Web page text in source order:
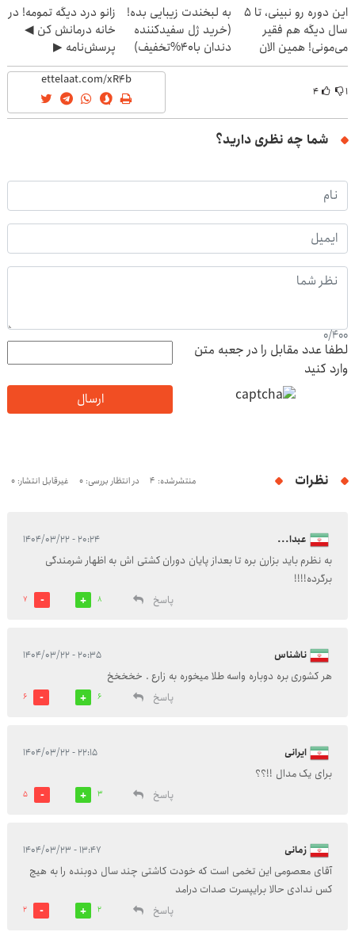
این دوره رو نبینی، تا 5
سال دیگه هم فقیر
می‌مونی! همین الان
ثبت نام کن
به لبخندت زیبایی بده!
(خرید ژل سفیدکننده
دندان با40%تخفیف)
زانو درد دیگه تمومه! در
خانه درمانش کن ◀
پرسش‌نامه ▶
۱ ۴
شما چه نظری دارید؟
0/400
لطفا عدد مقابل را در جعبه متن
وارد کنید
ارسال
نظرات منتشرشده: 4 در انتظار بررسی: 0 غیرقابل انتشار: 0
عبدا... ۲۰:۲۴ - ۱۴۰۴/۰۳/۲۲
به نظرم باید بزارن بره تا بعداز پایان دوران کشتی اش به اظهار شرمندگی
برگرده!!!!
پاسخ
8
7
ناشناس ۲۰:۳۵ - ۱۴۰۴/۰۳/۲۲
هر کشوری بره دوباره واسه طلا میخوره به زارع . خخخخخ
پاسخ
6
6
ایرانی ۲۲:۱۵ - ۱۴۰۴/۰۳/۲۲
برای یک مدال !!؟؟
پاسخ
3
5
زمانی ۱۳:۴۷ - ۱۴۰۴/۰۳/۲۳
آقای معصومی این تخمی است که خودت کاشتی چند سال دوبنده را به هیچ
کس ندادی حالا برایپسرت صدات درامد
پاسخ
2
2